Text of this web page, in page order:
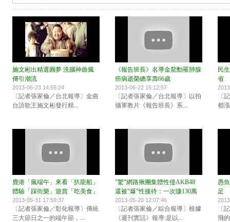
施文彬出精選圓夢 洗腦神曲瘋
傳引潮流
2013-06-23 14:55:24
〔記者張家倫／台北報導〕金曲
台語歌王施文彬發行精...
《報告班長》名導金鰲勳罹肺腺
癌病逝榮總享壽66歲
2013-06-22 15:12:57
〔記者張家倫／台北報導〕以拍
攝軍教片《報告班長》系...
民
省
〔
都
鹿港「瘋端午」來看「扒龍船」
體驗「踩街樂」遊賞「吃美食」
2013-05-31 17:59:37
〔記者張家倫／彰化報導〕傳統
三大節日之一的端午節，...
"驚"網路揪團集體性侵AKB48
還被"爆"性接待：一次賺130萬
2013-05-20 12:07:46
〔記者張家倫／綜合報導〕根據
《週刊實話》報導:是以...
愚
足
〔
飛